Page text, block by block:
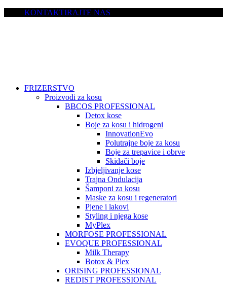
KONTAKTIRAJTE NAS
FRIZERSTVO
Proizvodi za kosu
BBCOS PROFESSIONAL
Detox kose
Boje za kosu i hidrogeni
InnovationEvo
Polutrajne boje za kosu
Boje za trepavice i obrve
Skidači boje
Izbjeljivanje kose
Trajna Ondulacija
Šamponi za kosu
Maske za kosu i regeneratori
Pjene i lakovi
Styling i njega kose
MyPlex
MORFOSE PROFESSIONAL
EVOQUE PROFESSIONAL
Milk Therapy
Botox & Plex
ORISING PROFESSIONAL
REDIST PROFESSIONAL